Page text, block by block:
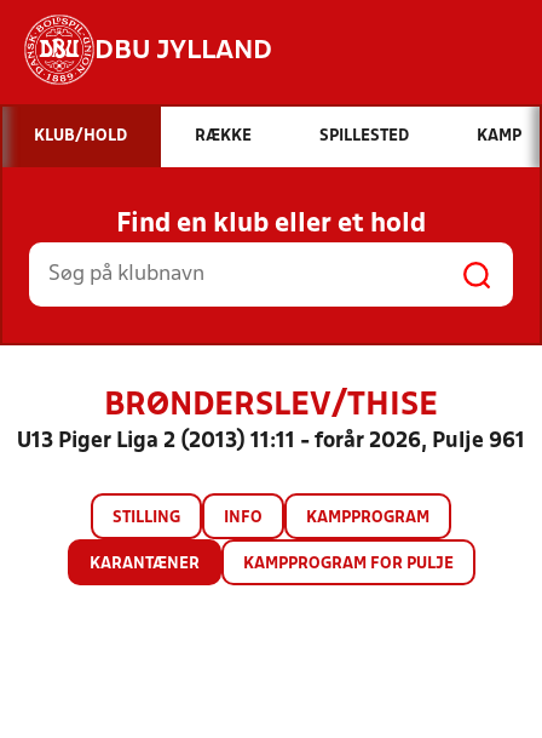
DBU JYLLAND
Hvad vil du søge efter?
INDHOLD OG NYHEDER
STILLINGER, RESULTATER, KLUBBER OG
HOLD
KLUB/HOLD RÆKKE SPILLESTED KAMP
Find en klub eller et hold
BRØNDERSLEV/THISE
U13 Piger Liga 2 (2013) 11:11 - forår 2026, Pulje 961
STILLING INFO KAMPPROGRAM
KARANTÆNER KAMPPROGRAM FOR PULJE